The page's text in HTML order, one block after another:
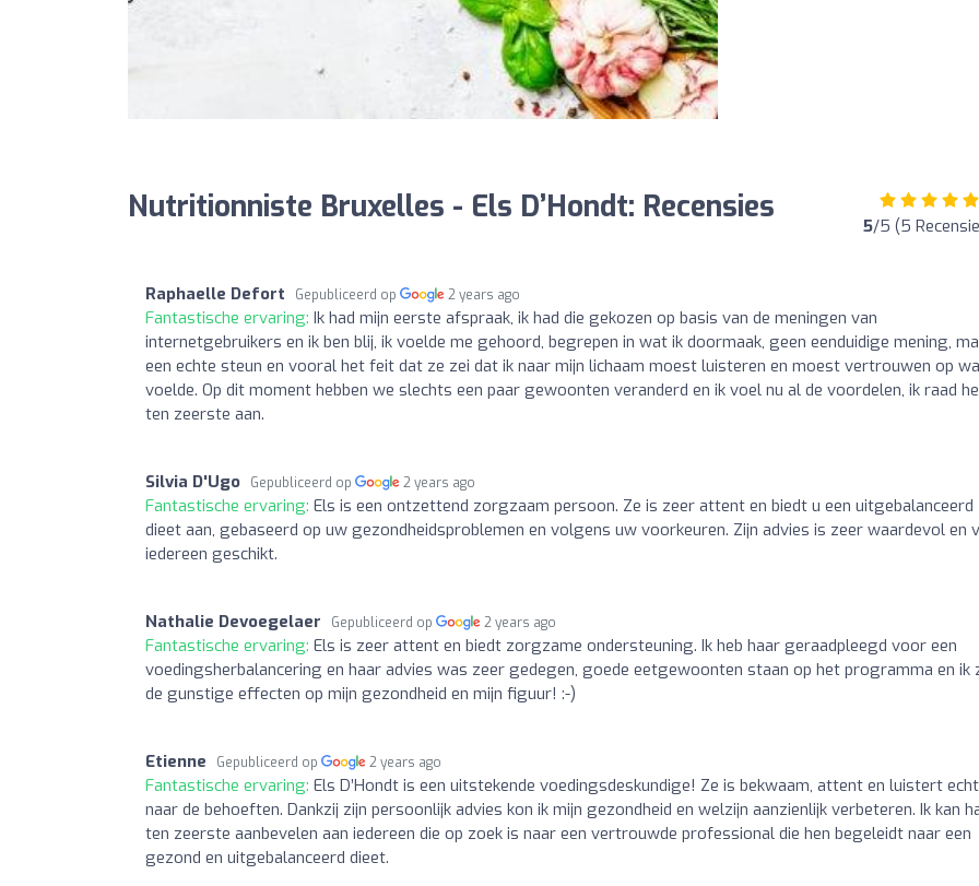
Nutritionniste Bruxelles - Els D’Hondt: Recensies 5/5 (5
Raphaelle Defort Gepubliceerd op 2 years ago
Fantastische ervaring: Ik had mijn eerste afspraak, ik had die gekozen op basis van de meningen van
internetgebruikers en ik ben blij, ik voelde me gehoord, begrepen in wat ik doormaak, geen eenduidige mening,
een echte steun en vooral het feit dat ze zei dat ik naar mijn lichaam moest luisteren en moest vertrouwen op
voelde. Op dit moment hebben we slechts een paar gewoonten veranderd en ik voel nu al de voordelen, ik raad
ten zeerste aan.
Silvia D'Ugo Gepubliceerd op 2 years ago
Fantastische ervaring: Els is een ontzettend zorgzaam persoon. Ze is zeer attent en biedt u een uitgebalanceerd
dieet aan, gebaseerd op uw gezondheidsproblemen en volgens uw voorkeuren. Zijn advies is zeer waardevol en
iedereen geschikt.
Nathalie Devoegelaer Gepubliceerd op 2 years ago
Fantastische ervaring: Els is zeer attent en biedt zorgzame ondersteuning. Ik heb haar geraadpleegd voor een
voedingsherbalancering en haar advies was zeer gedegen, goede eetgewoonten staan ​​op het programma en ik
de gunstige effecten op mijn gezondheid en mijn figuur! :-)
Etienne Gepubliceerd op 2 years ago
Fantastische ervaring: Els D’Hondt is een uitstekende voedingsdeskundige! Ze is bekwaam, attent en luistert echt
naar de behoeften. Dankzij zijn persoonlijk advies kon ik mijn gezondheid en welzijn aanzienlijk verbeteren. Ik kan
ten zeerste aanbevelen aan iedereen die op zoek is naar een vertrouwde professional die hen begeleidt naar een
gezond en uitgebalanceerd dieet.